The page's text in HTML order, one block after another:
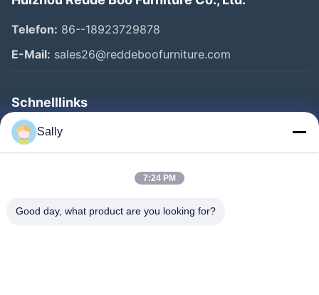
Telefon: 86--18923729878
E-Mail: sales26@reddeboofurniture.com
Schnelllinks
Startseite
Produkte
Über Uns
Sally
7:24 PM
Good day, what product are you looking for?